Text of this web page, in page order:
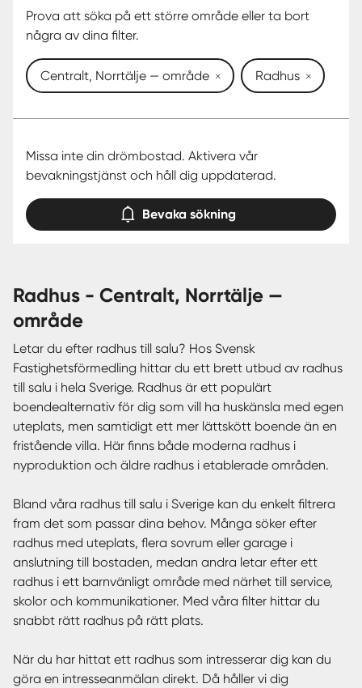
Prova att söka på ett större område eller ta bort
några av dina filter.
Centralt, Norrtälje — område Radhus
Missa inte din drömbostad. Aktivera vår
bevakningstjänst och håll dig uppdaterad.
Bevaka sökning
radhus - Centralt, Norrtälje —
område
Letar du efter radhus till salu? Hos Svensk
Fastighetsförmedling hittar du ett brett utbud av radhus
till salu i hela Sverige. Radhus är ett populärt
boendealternativ för dig som vill ha huskänsla med egen
uteplats, men samtidigt ett mer lättskött boende än en
fristående villa. Här finns både moderna radhus i
nyproduktion och äldre radhus i etablerade områden.
Bland våra radhus till salu i Sverige kan du enkelt filtrera
fram det som passar dina behov. Många söker efter
radhus med uteplats, flera sovrum eller garage i
anslutning till bostaden, medan andra letar efter ett
radhus i ett barnvänligt område med närhet till service,
skolor och kommunikationer. Med våra filter hittar du
snabbt rätt radhus på rätt plats.
När du har hittat ett radhus som intresserar dig kan du
göra en intresseanmälan direkt. Då håller vi dig